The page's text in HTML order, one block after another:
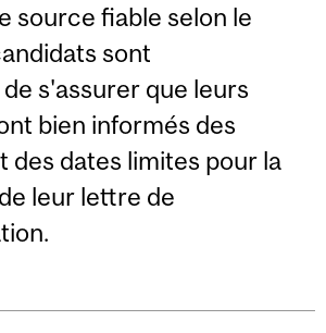
source fiable selon le
sont
s'assurer que leurs
bien informés des
des dates limites pour la
leur lettre de